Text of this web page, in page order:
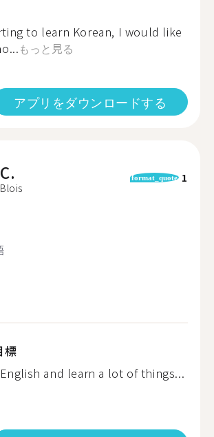
to learn Korean, I would like
もっと見る
アプリをダウンロードする
C.
Blois
format_quote 1
標
and learn a lot of things...